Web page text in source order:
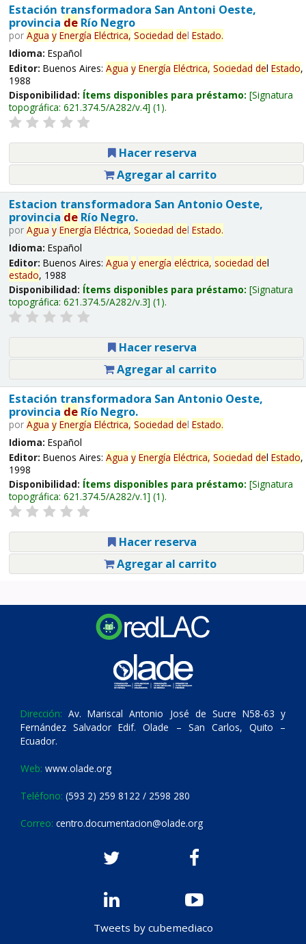
Estación transformadora San Antoni Oeste,
provincia deRío Negro
por Agua y Energía Eléctrica, Sociedad del Estado.
Idioma: Español
Editor: Buenos Aires: Agua y Energía Eléctrica, Sociedad del Estado,
1988
Disponibilidad: Ítems disponibles para préstamo: Signatura
topográfica: 621.374.5/A282/v.4 (1).
Hacer reserva
Agregar al carrito
Estacion transformadora San Antonio Oeste,
provincia deRío Negro.
por Agua y Energía Eléctrica, Sociedad del Estado.
Idioma: Español
Editor: Buenos Aires: Agua y energía eléctrica, sociedad del
estado, 1988
Disponibilidad: Ítems disponibles para préstamo: Signatura
topográfica: 621.374.5/A282/v.3 (1).
Hacer reserva
Agregar al carrito
Estación transformadora San Antonio Oeste,
provincia deRío Negro.
por Agua y Energía Eléctrica, Sociedad del Estado.
Idioma: Español
Editor: Buenos Aires: Agua y Energía Eléctrica, Sociedad del Estado,
1998
Disponibilidad: Ítems disponibles para préstamo: Signatura
topográfica: 621.374.5/A282/v.1 (1).
Hacer reserva
Agregar al carrito
Dirección: Av. Mariscal Antonio José de Sucre N58-63 y
Fernández Salvador Edif. Olade – San Carlos, Quito –
Ecuador.
Web: www.olade.org
Teléfono: (593 2) 259 8122 / 2598 280
Correo: centro.documentacion@olade.org
Tweets by cubemediaco